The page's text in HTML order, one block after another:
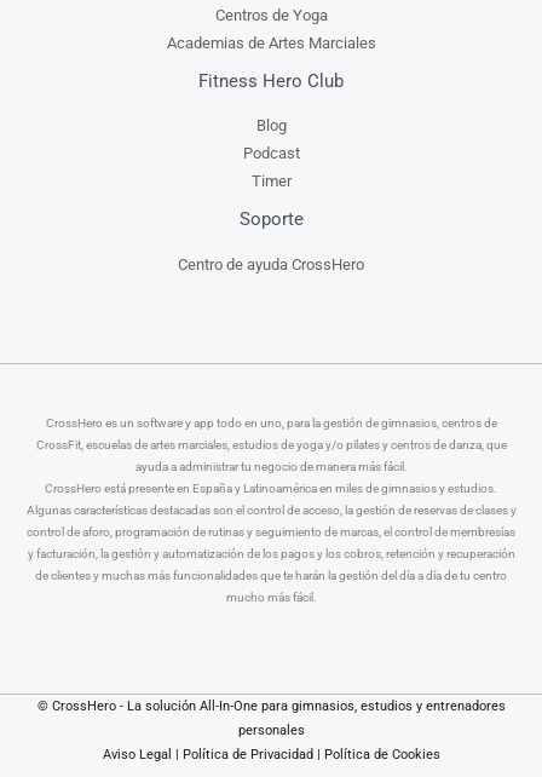
Centros de Yoga
Academias de Artes Marciales
Fitness Hero Club
Blog
Podcast
Timer
Soporte
Centro de ayuda CrossHero
CrossHero es un software y app todo en uno, para la gestión de gimnasios, centros de
CrossFit, escuelas de artes marciales, estudios de yoga y/o pilates y centros de danza, que
ayuda a administrar tu negocio de manera más fácil.
CrossHero está presente en España y Latinoamérica en miles de gimnasios y estudios.
Algunas características destacadas son el control de acceso, la gestión de reservas de clases y
control de aforo, programación de rutinas y seguimiento de marcas, el control de membresías
y facturación, la gestión y automatización de los pagos y los cobros, retención y recuperación
de clientes y muchas más funcionalidades que te harán la gestión del día a día de tu centro
mucho más fácil.
© CrossHero - La solución All-In-One para gimnasios, estudios y entrenadores
personales
Aviso Legal | Política de Privacidad | Política de Cookies